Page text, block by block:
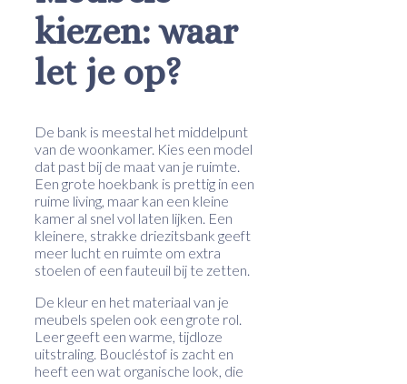
kiezen: waar
let je op?
De bank is meestal het middelpunt
van de woonkamer. Kies een model
dat past bij de maat van je ruimte.
Een grote hoekbank is prettig in een
ruime living, maar kan een kleine
kamer al snel vol laten lijken. Een
kleinere, strakke driezitsbank geeft
meer lucht en ruimte om extra
stoelen of een fauteuil bij te zetten.
De kleur en het materiaal van je
meubels spelen ook een grote rol.
Leer geeft een warme, tijdloze
uitstraling. Boucléstof is zacht en
heeft een wat organische look, die